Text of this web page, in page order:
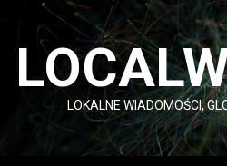
Przejdź
LOKALNE WIADOMOŚCI,